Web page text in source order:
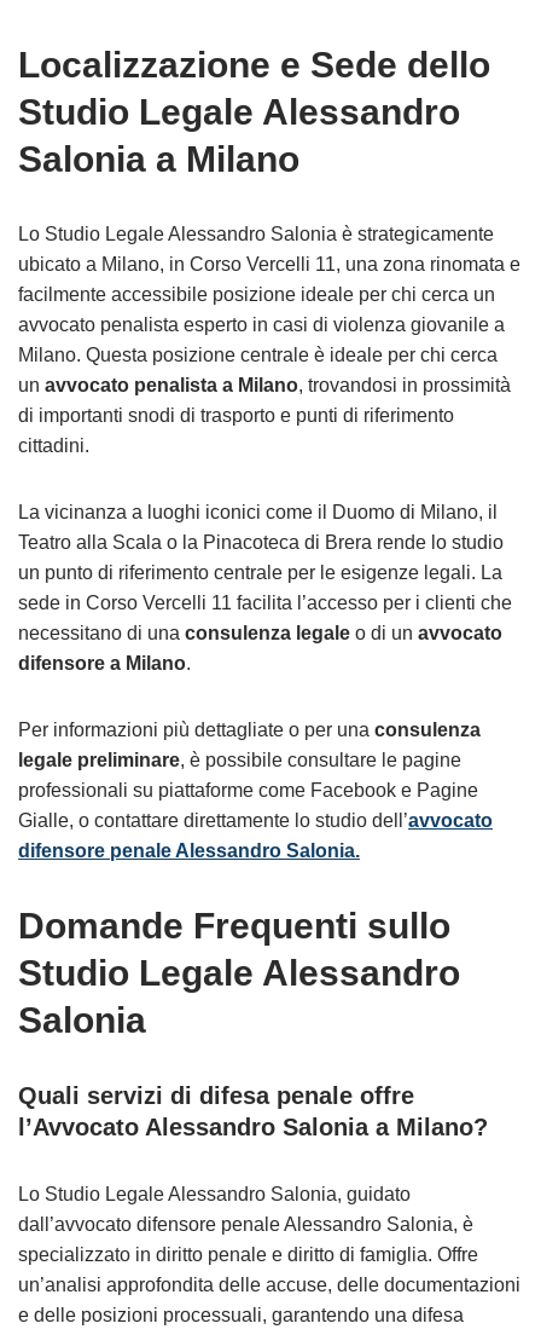
Localizzazione e Sede dello
Studio Legale Alessandro
Salonia a Milano
Lo Studio Legale Alessandro Salonia è strategicamente
ubicato a Milano, in Corso Vercelli 11, una zona rinomata e
facilmente accessibile posizione ideale per chi cerca un
avvocato penalista esperto in casi di violenza giovanile a
Milano. Questa posizione centrale è ideale per chi cerca
un avvocato penalista a Milano, trovandosi in prossimità
di importanti snodi di trasporto e punti di riferimento
cittadini.
La vicinanza a luoghi iconici come il Duomo di Milano, il
Teatro alla Scala o la Pinacoteca di Brera rende lo studio
un punto di riferimento centrale per le esigenze legali. La
sede in Corso Vercelli 11 facilita l’accesso per i clienti che
necessitano di una consulenza legale o di un avvocato
difensore a Milano.
Per informazioni più dettagliate o per una consulenza
legale preliminare, è possibile consultare le pagine
professionali su piattaforme come Facebook e Pagine
Gialle, o contattare direttamente lo studio dell’avvocato
difensore penale Alessandro Salonia.
Domande Frequenti sullo
Studio Legale Alessandro
Salonia
Quali servizi di difesa penale offre
l’Avvocato Alessandro Salonia a Milano?
Lo Studio Legale Alessandro Salonia, guidato
dall’avvocato difensore penale Alessandro Salonia, è
specializzato in diritto penale e diritto di famiglia. Offre
un’analisi approfondita delle accuse, delle documentazioni
e delle posizioni processuali, garantendo una difesa